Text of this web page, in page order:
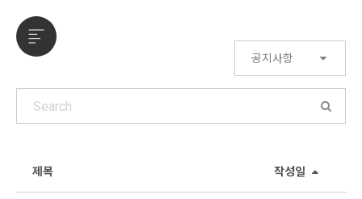
공지사항
제목 작성일